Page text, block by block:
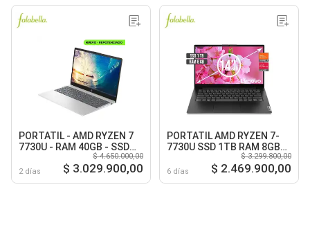
PORTATIL - AMD RYZEN 7
7730U - RAM 40GB - SSD
512GB M.2 - 15.6 Full HD -
Warm Gold
2 días
$ 4.650.000,00
$ 3.029.900,00
PORTATIL AMD RYZEN 7-
7730U SSD 1TB RAM 8GB
6 días
$ 3.299.800,00
$ 2.469.900,00